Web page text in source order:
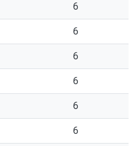
6
6
6
6
6
6